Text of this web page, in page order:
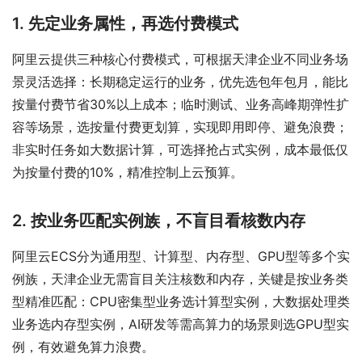
1. 先定业务属性，再选付费模式
阿里云提供三种核心付费模式，可根据天津企业不同业务场
景灵活选择：长期稳定运行的业务，优先选包年包月，能比
按量付费节省30%以上成本；临时测试、业务高峰期弹性扩
容等场景，选按量付费更划算，实现即用即停、避免浪费；
非实时任务如大数据计算，可选择抢占式实例，成本最低仅
为按量付费的10%，精准控制上云预算。
2. 按业务匹配实例族，不盲目看核数内存
阿里云ECS分为通用型、计算型、内存型、GPU型等多个实
例族，天津企业无需盲目关注核数和内存，关键是按业务类
型精准匹配：CPU密集型业务选计算型实例，大数据处理类
业务选内存型实例，AI研发等需高算力的场景则选GPU型实
例，有效避免算力浪费。